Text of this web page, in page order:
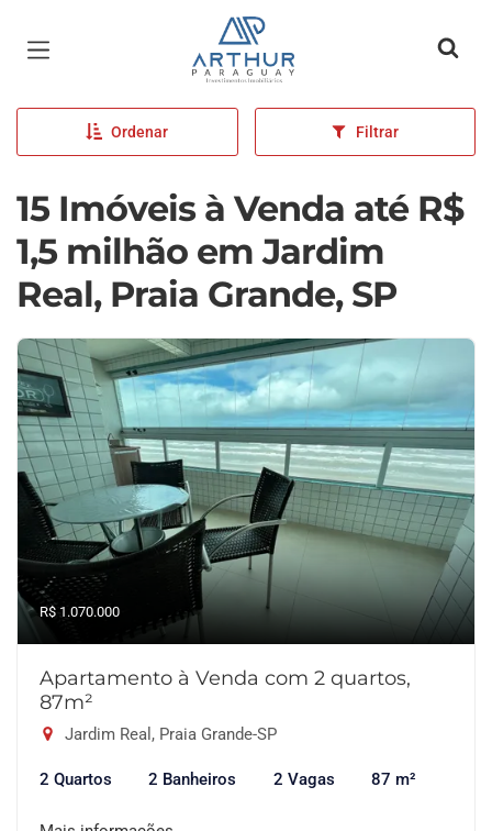
Página inicial
Ordenar Filtrar
15 Imóveis à Venda até R$
1,5 milhão em Jardim
Real, Praia Grande, SP
R$ 1.070.000
Apartamento à Venda com 2 quartos,
87m²
Jardim Real, Praia Grande-SP
2 Quartos 2 Banheiros 2 Vagas 87 m²